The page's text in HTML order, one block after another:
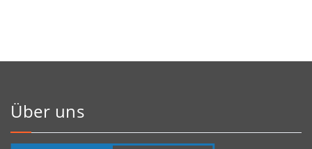
Über uns